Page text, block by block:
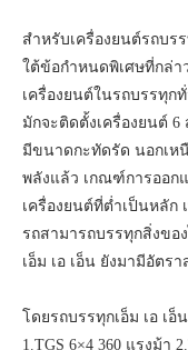
สำหรับเครื่องยนต์รถบร
ใต้ข้อกำหนดพิเศษที่กล่
เครื่องยนต์ในรถบรรทุ
มักจะติดตั้งเครื่องยนต์
มีขนาดกะทัดรัด นอกเห
พลังแล้ว เกณฑ์การออก
เครื่องยนต์ที่ต่ำเป็นหลัก
รถสามารถบรรทุกสิ่งขอ
เอ็ม เอ เอ็น ยังมามีอัต
โดยรถบรรทุกเอ็ม เอ เ
1.TGS 6×4 360 แรงม้า